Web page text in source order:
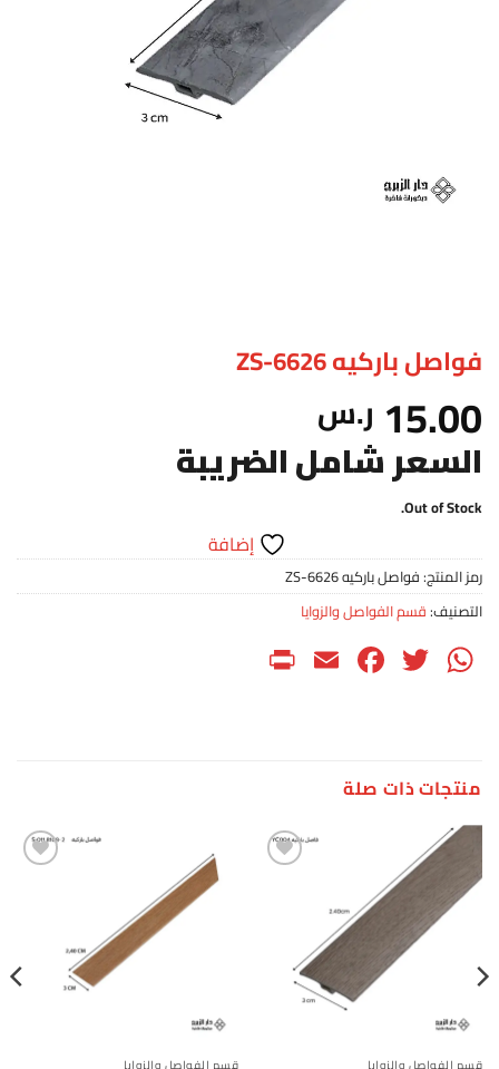
فواصل باركيه ZS-6626
15.00 ر.س
السعر شامل الضريبة
Out of Stock.
إضافة
رمز المنتج:فواصل باركيه ZS-6626
التصنيف:قسم الفواصل والزوايا
WhatsApp
Twitter
Facebook
Email
منتجات ذات صلة